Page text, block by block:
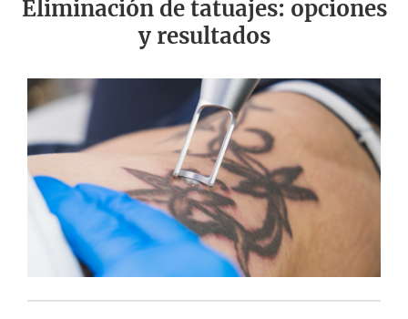
Eliminación de tatuajes: opciones
y resultados